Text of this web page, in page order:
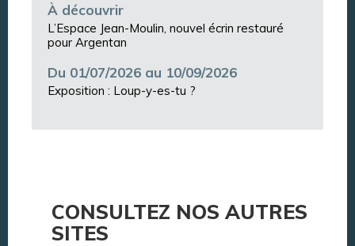
À découvrir
L’Espace Jean-Moulin, nouvel écrin restauré
pour Argentan
Du 01/07/2026 au 10/09/2026
Exposition : Loup-y-es-tu ?
CONSULTEZ NOS AUTRES
SITES